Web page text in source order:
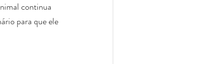
continua
para que ele